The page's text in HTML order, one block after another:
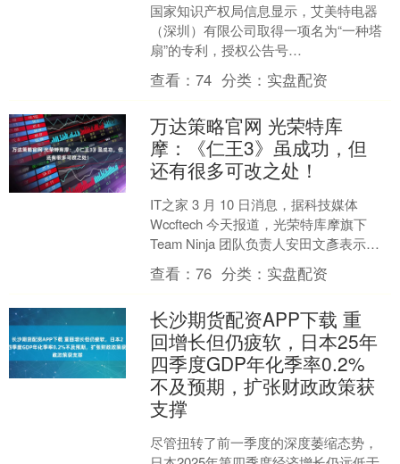
国家知识产权局信息显示，艾美特电器
（深圳）有限公司取得一项名为“一种塔
扇”的专利，授权公告号
CN224049399U，申请日期为2025年2
月。 专利摘要显示，....
查看：74 分类： 实盘配资
万达策略官网 光荣特库
摩：《仁王3》虽成功，但
还有很多可改之处！
IT之家 3 月 10 日消息，据科技媒体
Wccftech 今天报道，光荣特库摩旗下
Team Ninja 团队负责人安田文彥表示，
《仁王 3》是一款非常优秀....
查看：76 分类： 实盘配资
长沙期货配资APP下载 重
回增长但仍疲软，日本25年
四季度GDP年化季率0.2%
不及预期，扩张财政政策获
支撑
尽管扭转了前一季度的深度萎缩态势，